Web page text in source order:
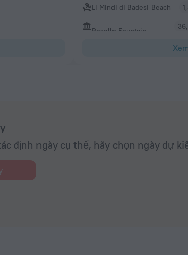
Li Mindi di Badesi Beach
Rosello Fountain
định ngày cụ thể, hãy chọn ngày dự